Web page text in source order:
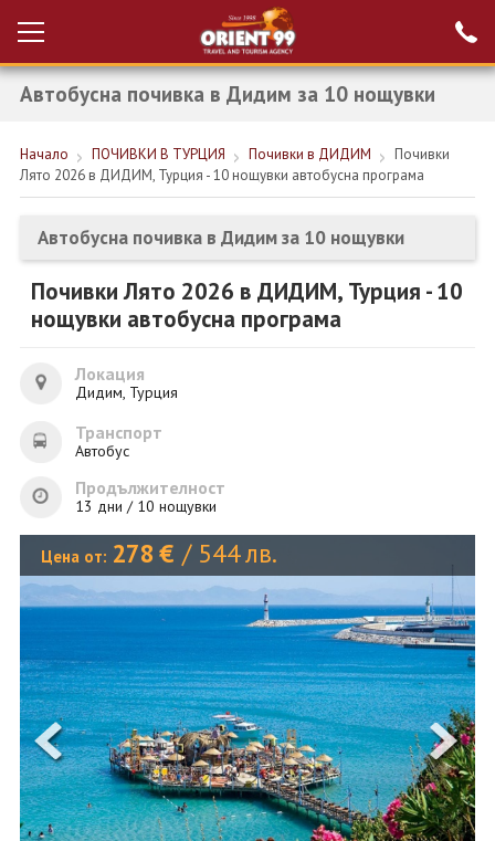
Вход за агенти
Проверка на
РАННИ ЗАПИСВАНИЯ ТУРЦИЯ
НОВА ГОДИНА ТУРЦИЯ
НОВА ГОДИНА
ПОЧИВКИ
ЕКЗОТИКА
ЕКСКУРЗИИ
ОЩЕ
ЗА НАС
КОНТАКТИ
ФИРМЕНИ ДОКУМЕНТИ
Запитване
ПОСЛЕДВАЙТЕ НИ
Автобусна почивка в Дидим за 10 нощувки
Начало ПОЧИВКИ В ТУРЦИЯ Почивки в ДИДИМ
Почивки
Лято 2026 в ДИДИМ, Турция - 10 нощувки автобусна програма
Автобусна почивка в Дидим за 10 нощувки
Почивки Лято 2026 в ДИДИМ, Турция - 10
нощувки автобусна програма
Локация
Дидим, Турция
Транспорт
Автобус
Продължителност
13 дни / 10 нощувки
Цена от: 278 € / 544лв.